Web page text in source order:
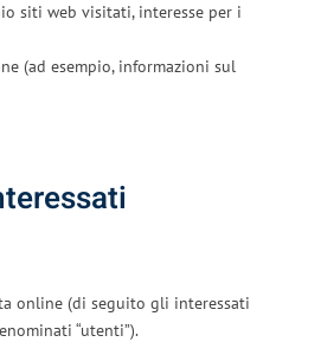
siti web visitati, interesse per i
(ad esempio, informazioni sul
online (di seguito gli interessati
“utenti”).